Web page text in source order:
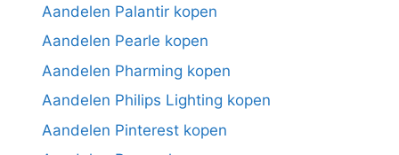
Aandelen Palantir kopen
Aandelen Pearle kopen
Aandelen Pharming kopen
Aandelen Philips Lighting kopen
Aandelen Pinterest kopen